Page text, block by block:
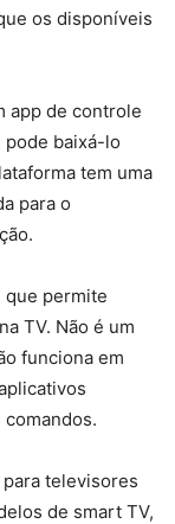
os disponíveis
app de controle
pode baixá-lo
tem uma
para o
que permite
TV. Não é um
funciona em
televisores
de smart TV,